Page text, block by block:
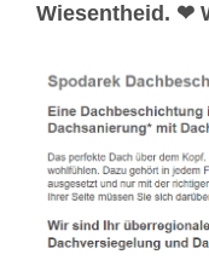
Wiesentheid. ❤